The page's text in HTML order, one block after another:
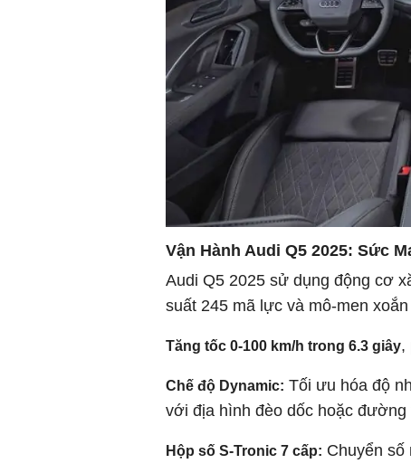
Vận Hành Audi Q5 2025: Sức
Audi Q5 2025 sử dụng động cơ
suất 245 mã lực và mô-men
Tăng tốc 0-100 km/h trong 6.3 giây,
Chế độ Dynamic: Tối ưu hóa độ
với địa hình đèo dốc hoặc
Hộp số S-Tronic 7 cấp: Chuyển